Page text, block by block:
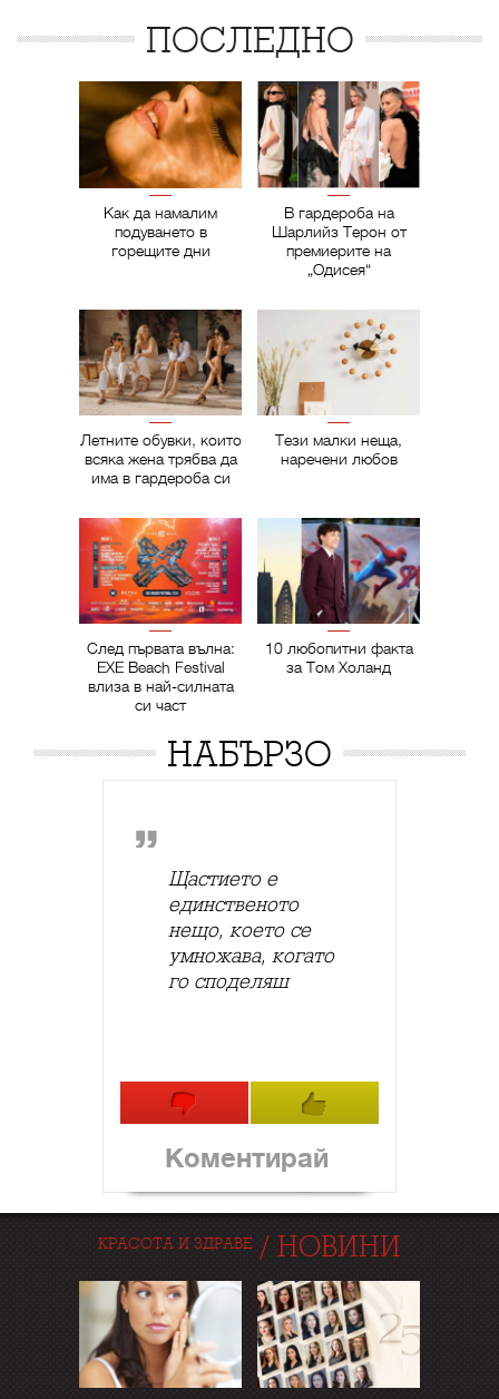
ПОСЛЕДНО
Как да намалим
подуването в
горещите дни
В гардероба на
Шарлийз Терон от
премиерите на
„Одисея“
Летните обувки, които
всяка жена трябва да
има в гардероба си
Тези малки неща,
наречени любов
След първата вълна:
EXE Beach Festival
влиза в най-силната
си част
10 любопитни факта
за Том Холанд
НАБЪРЗО
Щастието е
единственото
нещо, което се
умножава, когато
го споделяш
Коментирай
КРАСОТА И ЗДРАВЕ / НОВИНИ